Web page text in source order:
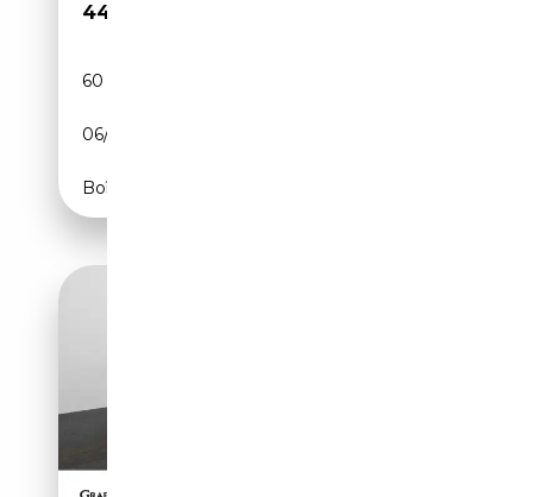
44 980€
60 704 km
06/2023
Boîte automatique